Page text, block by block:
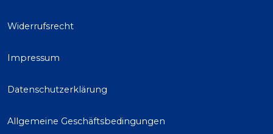
Widerrufsrecht
Impressum
Datenschutzerklärung
Allgemeine Geschäftsbedingungen